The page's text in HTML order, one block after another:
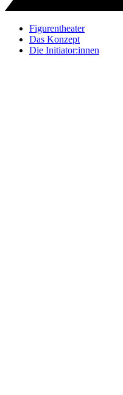
Figurentheater
Das Konzept
Die Initiator:innen